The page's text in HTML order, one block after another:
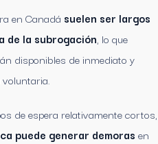
en Canadá suelen ser largos
de la subrogación, lo que
disponibles de inmediato y
de espera relativamente cortos,
puede generar demoras en